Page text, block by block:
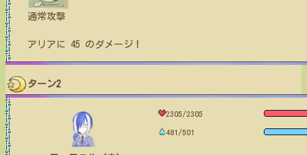
通常攻撃
アリア に 45 のダメージ！
ターン2
2305/2305
481/501